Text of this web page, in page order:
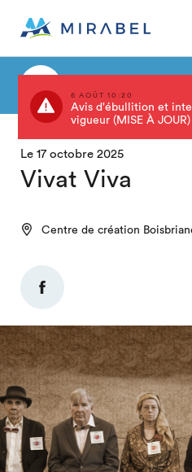
6 AOÛT 10:20
Avis d'ébullition et
vigueur (MISE À JOUR)
Le 17 octobre 2025
Vivat Viva
Centre de création